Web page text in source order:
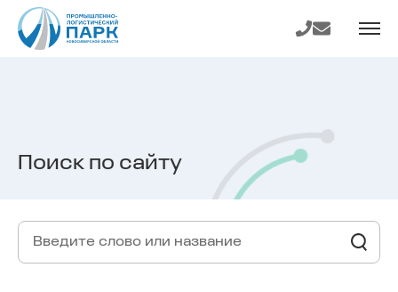
На главную
страницу
Телефон
E-mail
Поиск по сайту
Найти